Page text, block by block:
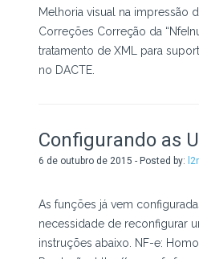
Melhoria visual na impressão
Correções Correção da
tratamento de XML para
no DACTE.
Configurando as
6 de outubro de 2015 - Posted by:
As funções já vem
necessidade de reconfigurar
instruções abaixo. NF-e: